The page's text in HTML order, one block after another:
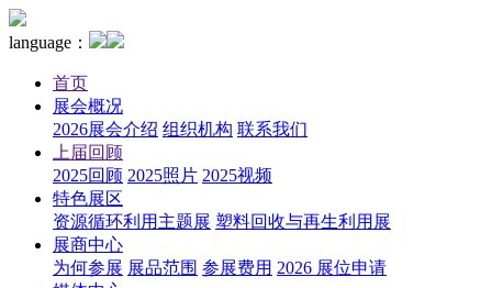
language：
首页
展会概况
2026展会介绍 组织机构 联系我们
上届回顾
2025回顾 2025照片 2025视频
特色展区
资源循环利用主题展 塑料回收与再生利用展
展商中心
为何参展 展品范围 参展费用 2026 展位申请